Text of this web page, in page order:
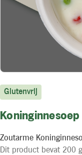
Glutenvrij
Zoutarme
Dit product bevat 200